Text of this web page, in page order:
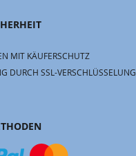
MIT KÄUFERSCHUTZ
DURCH SSL-VERSCHLÜSSELUNG